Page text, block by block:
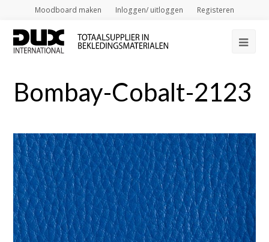
Moodboard maken Inloggen/ uitloggen Registeren
Bombay-Cobalt-2123